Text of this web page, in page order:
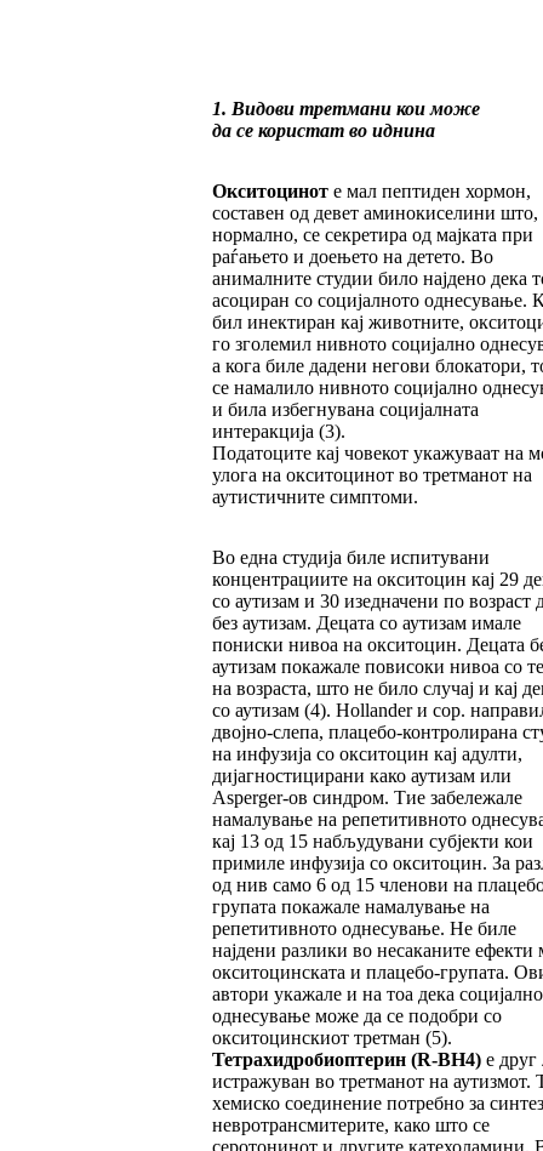
1. Видови третмани кои може
да се користат во иднина
Окситоциноте мал пептиден хормон,
составен од девет аминокиселини што,
нормално, се секретира од мајката при
раѓањето и доењето на детето. Во
анималните студии било најдено дека
асоциран со социјалното однесување.
бил инектиран кај животните,
го зголемил нивното социјално
а кога биле дадени негови блокатори,
се намалило нивното социјално
и била избегнувана социјалната
интеракција (3).
Податоците кај човекот укажуваат на
улога на окситоцинот во третманот на
аутистичните симптоми.
Во една студија биле испитувани
концентрациите на окситоцин кај 29
со аутизам и 30 изедначени по возраст
без аутизам. Децата со аутизам имале
пониски нивоа на окситоцин. Децата
аутизам покажале повисоки нивоа со
на возраста, што не било случај и кај
со аутизам (4). Hollander и сор.
двојно-слепа, плацебо-контролирана
на инфузија со окситоцин кај адулти,
дијагностицирани како аутизам или
Asperger-ов синдром. Тие забележале
намалување на репетитивното
кај 13 од 15 набљудувани субјекти кои
примиле инфузија со окситоцин. За
од нив само 6 од 15 членови на
групата покажале намалување на
репетитивното однесување. Не биле
најдени разлики во несаканите ефекти
окситоцинската и плацебо-групата.
автори укажале и на тоа дека
однесување може да се подобри со
окситоцинскиот третман (5).
Тетрахидробиоптерин (R-BH4) е друг
истражуван во третманот на аутизмот.
хемиско соединение потребно за
невротрансмитерите, како што се